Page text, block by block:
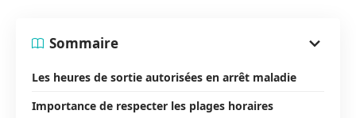
Sommaire
Les heures de sortie autorisées en arrêt maladie
Importance de respecter les plages horaires